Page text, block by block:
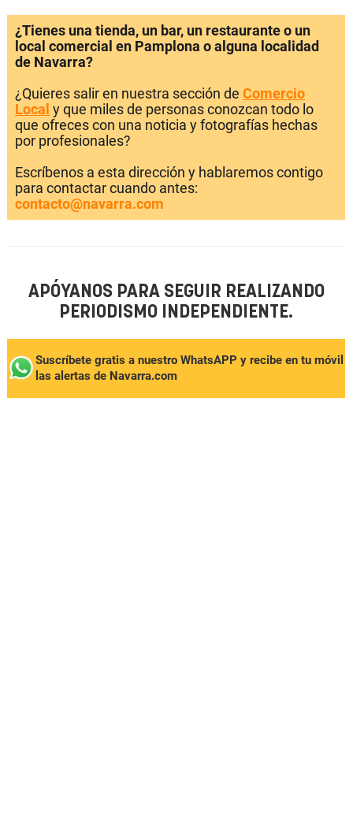
¿Tienes una tienda, un bar, un restaurante o un
local comercial en Pamplona o alguna localidad
de Navarra?
¿Quieres salir en nuestra sección de Comercio
Local y que miles de personas conozcan todo lo
que ofreces con una noticia y fotografías hechas
por profesionales?
Escríbenos a esta dirección y hablaremos contigo
para contactar cuando antes:
contacto@navarra.com
APÓYANOS PARA SEGUIR REALIZANDO
PERIODISMO INDEPENDIENTE.
Suscríbete gratis a nuestro WhatsAPP y recibe en tu móvil
las alertas de Navarra.com